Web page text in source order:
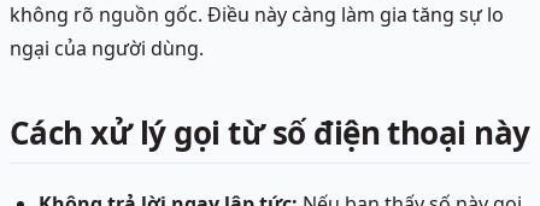
không rõ nguồn gốc. Điều này càng làm gia tăng sự lo
ngại của người dùng.
Cách xử lý gọi từ số điện thoại này